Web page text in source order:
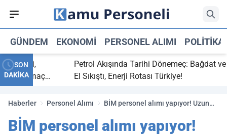
GÜNDEM EKONOMI PERSONEL ALIMI POLITIKA
SON
DAKİKA
bitti,
maç
Petrol Akışında Tarihi Dönemeç: Bağdat ve
El Sıkıştı, Enerji Rotası Türkiye!
Haberler Personel Alımı
BİM personel alımı yapıyor! Uzun
BİM personel alımı yapıyor!